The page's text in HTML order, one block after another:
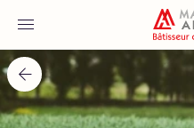
Accueil